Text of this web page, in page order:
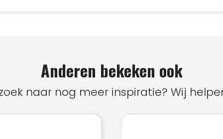
Anderen bekeken ook
naar nog meer inspiratie? Wij